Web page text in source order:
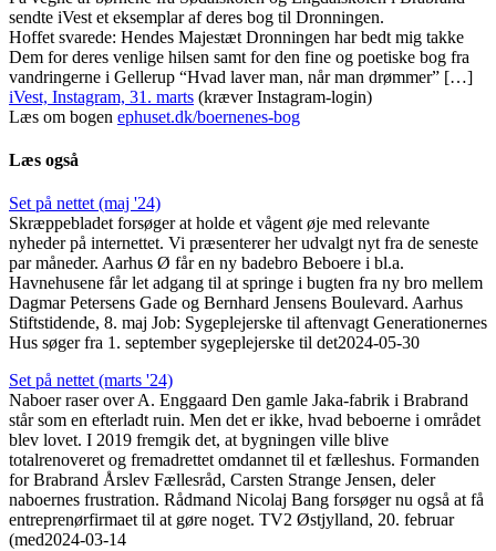
sendte iVest et eksemplar af deres bog til Dronningen.
Hoffet svarede: Hendes Majestæt Dronningen har bedt mig takke
Dem for deres venlige hilsen samt for den fine og poetiske bog fra
vandringerne i Gellerup “Hvad laver man, når man drømmer” […]
iVest, Instagram, 31. marts (kræver Instagram-login)
Læs om bogen ephuset.dk/boernenes-bog
Læs også
Set på nettet (maj '24)
Skræppebladet forsøger at holde et vågent øje med relevante
nyheder på internettet. Vi præsenterer her udvalgt nyt fra de seneste
par måneder. Aarhus Ø får en ny badebro Beboere i bl.a.
Havnehusene får let adgang til at springe i bugten fra ny bro mellem
Dagmar Petersens Gade og Bernhard Jensens Boulevard. Aarhus
Stiftstidende, 8. maj Job: Sygeplejerske til aftenvagt Generationernes
Hus søger fra 1. september sygeplejerske til det2024-05-30
Set på nettet (marts '24)
Naboer raser over A. Enggaard Den gamle Jaka-fabrik i Brabrand
står som en efterladt ruin. Men det er ikke, hvad beboerne i området
blev lovet. I 2019 fremgik det, at bygningen ville blive
totalrenoveret og fremadrettet omdannet til et fælleshus. Formanden
for Brabrand Årslev Fællesråd, Carsten Strange Jensen, deler
naboernes frustration. Rådmand Nicolaj Bang forsøger nu også at få
entreprenør­firmaet til at gøre noget. TV2 Østjylland, 20. februar
(med2024-03-14